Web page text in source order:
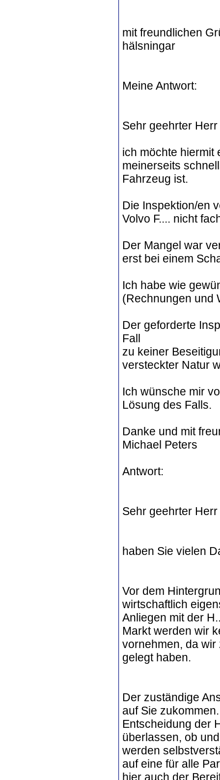
mit freundlichen
hälsningar
Meine Antwort:
Sehr geehrter Herr
ich möchte hiermit
meinerseits
Fahrzeug ist.
Die Inspektion/en
Volvo F.... nicht
Der Mangel war
erst bei einem
Ich habe wie
(Rechnungen und
Der geforderte
Fall
zu keiner
versteckter Natur
Ich wünsche mir
Lösung des Falls.
Danke und mit
Michael Peters
Antwort:
Sehr geehrter
haben Sie vielen
Vor dem
wirtschaftlich
Anliegen mit der
Markt werden wir
vornehmen, da wir
gelegt haben.
Der zuständige
auf Sie
Entscheidung der
überlassen, ob
werden
auf eine für alle
hier auch der